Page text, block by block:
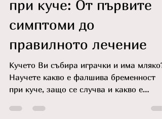
Фалшива бременност
при куче: От първите
симптоми до
правилното лечение
Кучето Ви събира играчки и има мляко?
при куче, защо се случва и какво е